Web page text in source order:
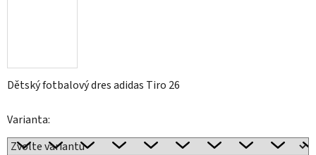
Dětský fotbalový dres adidas Tiro 26
Varianta: